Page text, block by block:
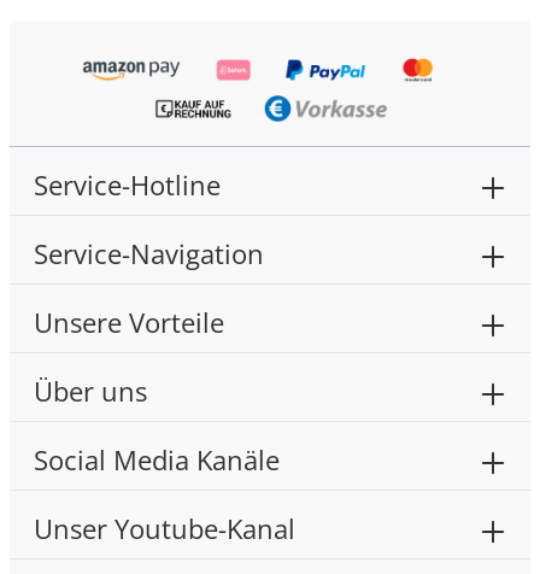
Service-Hotline
Service-Navigation
Unsere Vorteile
Über uns
Social Media Kanäle
Unser Youtube-Kanal